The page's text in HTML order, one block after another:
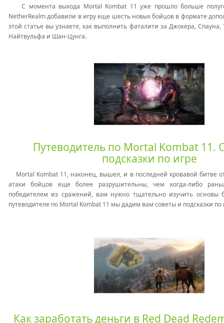
С момента выхода Mortal Kombat 11 уже прошло больше
NetherRealm добавили в игру еще шесть новых бойцов в формате
этой статье вы узнаете, как выполнить фаталити за Джокера,
Найтвульфа и Шан-Цунга.
Путеводитель по Mortal Kombat 11.
подсказки по игре
Mortal Kombat 11, наконец, вышел, и в последней кровавой битве
атаки бойцов еще более разрушительны, чем когда-либо
победителем из сражений, вам нужно тщательно изучить основы
путеводителе по Mortal Kombat 11 мы дадим вам советы и подсказки
Как заработать деньги в Red Dead